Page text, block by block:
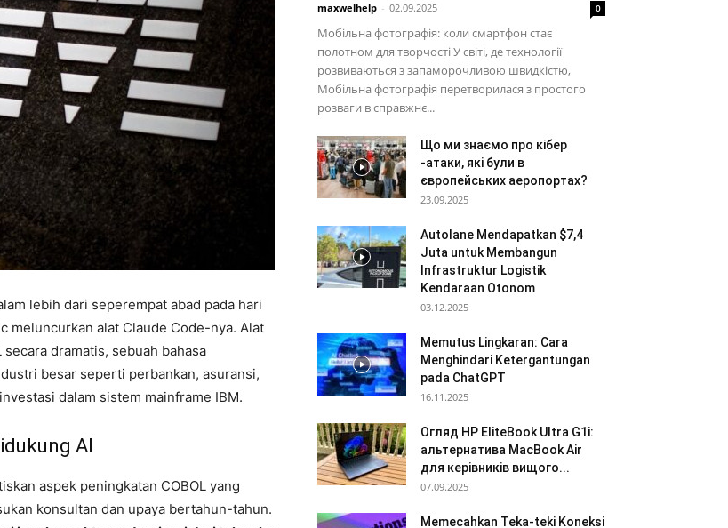
lebih dari seperempat abad pada hari
meluncurkan alat Claude Code-nya. Alat
dramatis, sebuah bahasa
besar seperti perbankan, asuransi,
dalam sistem mainframe IBM.
AI
aspek peningkatan COBOL yang
konsultan dan upaya bertahun-tahun.
maxwelhelp - 02.09.2025 0
Мобільна фотографія: коли смартфон стає
полотном для творчості У світі, де технології
розвиваються з запаморочливою швидкістю,
Мобільна фотографія перетворилася з простого
розваги в справжнє...
Що ми знаємо про кібер
-атаки, які були в
європейських аеропортах?
23.09.2025
Autolane Mendapatkan $7,4
Juta untuk Membangun
Infrastruktur Logistik
Kendaraan Otonom
03.12.2025
Memutus Lingkaran: Cara
Menghindari Ketergantungan
pada ChatGPT
16.11.2025
Огляд HP EliteBook Ultra G1i:
альтернатива MacBook Air
для керівників вищого...
07.09.2025
Memecahkan Teka-teki Koneksi